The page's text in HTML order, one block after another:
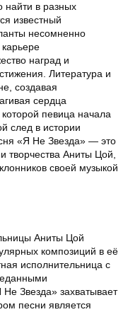
в разных
известный
несомненно
наград и
Литература и
создавая
сердца
певица начала
след в истории
«Я Не Звезда» — это
творчества Аниты Цой,
своей музыкой
Аниты Цой
композиций в её
исполнительница с
Звезда» захватывает
песни является